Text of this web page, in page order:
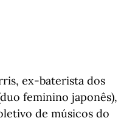
ex-baterista dos
feminino japonês),
de músicos do